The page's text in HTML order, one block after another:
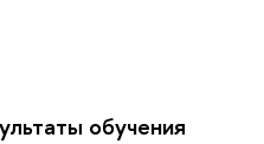
обучения